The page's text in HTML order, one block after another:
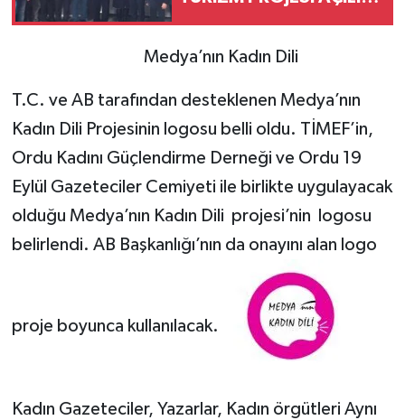
Medya’nın Kadın Dili
T.C. ve AB tarafından desteklenen Medya’nın
Kadın Dili Projesinin logosu belli oldu. TİMEF’in,
Ordu Kadını Güçlendirme Derneği ve Ordu 19
Eylül Gazeteciler Cemiyeti ile birlikte uygulayacak
olduğu Medya’nın Kadın Dili projesi’nin logosu
belirlendi. AB Başkanlığı’nın da onayını alan logo
proje boyunca kullanılacak.
Kadın Gazeteciler, Yazarlar, Kadın örgütleri Aynı